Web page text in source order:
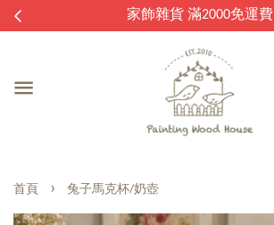
家飾雜貨 滿2000免運費
首頁 › 兔子馬克杯/奶壺